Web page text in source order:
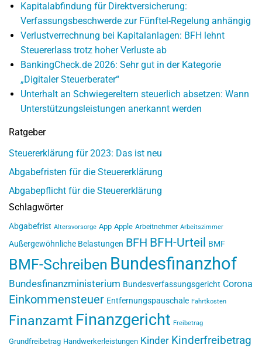
Kapitalabfindung für Direktversicherung:
Verfassungsbeschwerde zur Fünftel-Regelung anhängig
Verlustverrechnung bei Kapitalanlagen: BFH lehnt
Steuererlass trotz hoher Verluste ab
BankingCheck.de 2026: Sehr gut in der Kategorie
„Digitaler Steuerberater“
Unterhalt an Schwiegereltern steuerlich absetzen: Wann
Unterstützungsleistungen anerkannt werden
Ratgeber
Steuererklärung für 2023: Das ist neu
Abgabefristen für die Steuererklärung
Abgabepflicht für die Steuererklärung
Schlagwörter
Abgabefrist Altersvorsorge App Apple Arbeitnehmer Arbeitszimmer
Außergewöhnliche Belastungen BFH BFH-Urteil BMF
BMF-Schreiben Bundesfinanzhof
Bundesfinanzministerium Bundesverfassungsgericht Corona
Einkommensteuer Entfernungspauschale Fahrtkosten
Finanzamt Finanzgericht Freibetrag
Grundfreibetrag Handwerkerleistungen Kinder Kinderfreibetrag